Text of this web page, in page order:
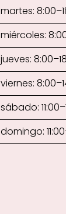
martes:
miércoles:
jueves:
viernes:
sábado:
domingo: